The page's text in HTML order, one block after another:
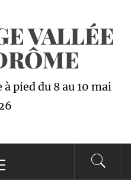
VALLÉE
pied du 8 au 10 mai